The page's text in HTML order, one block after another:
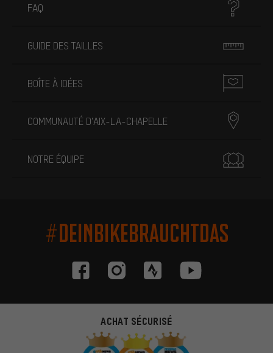
FAQ
GUIDE DES TAILLES
BOÎTE À IDÉES
COMMUNAUTÉ D'AIX-LA-CHAPELLE
NOTRE ÉQUIPE
#DEINBIKEBRAUCHTDAS
ACHAT SÉCURISÉ